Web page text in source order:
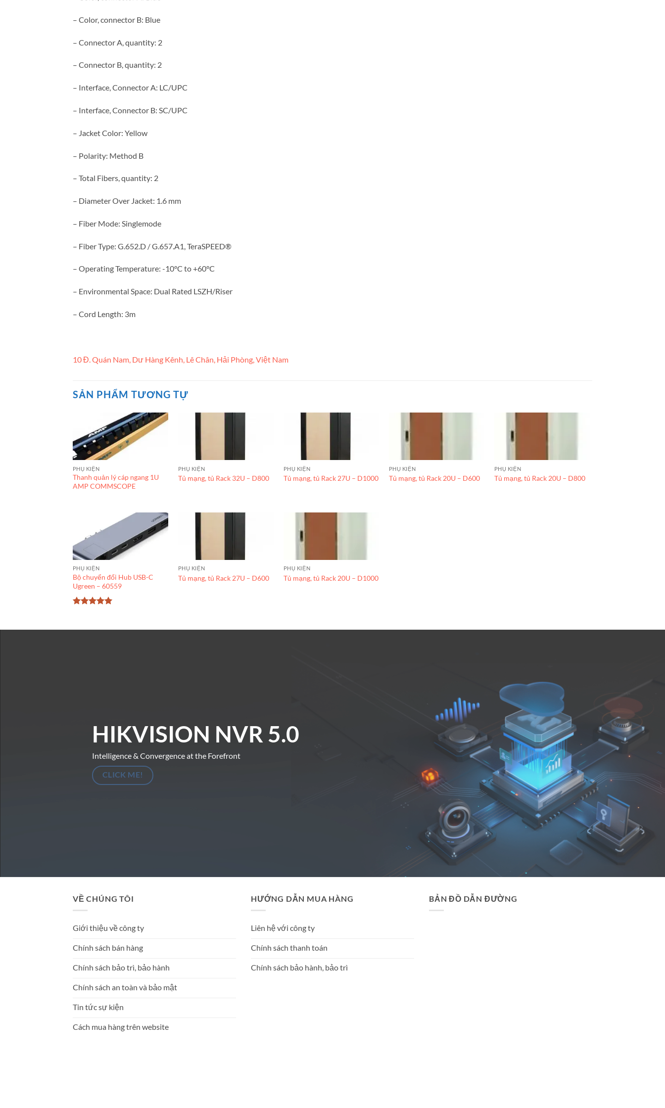
– Color, connector B: Blue
– Connector A, quantity: 2
– Connector B, quantity: 2
– Interface, Connector A: LC/UPC
– Interface, Connector B: SC/UPC
– Jacket Color: Yellow
– Polarity: Method B
– Total Fibers, quantity: 2
– Diameter Over Jacket: 1.6 mm
– Fiber Mode: Singlemode
– Fiber Type: G.652.D / G.657.A1, TeraSPEED®
– Operating Temperature: -10°C to +60°C
– Environmental Space: Dual Rated LSZH/Riser
– Cord Length: 3m
10 Đ. Quán Nam, Dư Hàng Kênh, Lê Chân, Hải Phòng, Việt Nam
SẢN PHẨM TƯƠNG TỰ
PHỤ KIỆN
Thanh quản lý cáp ngang 1U
AMP COMMSCOPE
PHỤ KIỆN
Tủ mạng, tủ Rack 32U – D800
PHỤ KIỆN
Tủ mạng, tủ Rack 27U – D1000
PHỤ KIỆN
Tủ mạng, tủ Rack 20U – D600
PHỤ KIỆN
Tủ mạng, tủ Rack 20U – D800
PHỤ KIỆN
Bộ chuyển đổi Hub USB-C
Ugreen – 60559
sao
PHỤ KIỆN
Tủ mạng, tủ Rack 27U – D600
PHỤ KIỆN
Tủ mạng, tủ Rack 20U – D1000
HIKVISION NVR 5.0
Intelligence & Convergence at the Forefront
CLICK ME!
VỀ CHÚNG TÔI
Giới thiệu về công ty
Chính sách bán hàng
Chính sách bảo trì, bảo hành
Chính sách an toàn và bảo mật
Tin tức sự kiện
Cách mua hàng trên website
HƯỚNG DẪN MUA HÀNG
Liên hệ với công ty
Chính sách thanh toán
Chính sách bảo hành, bảo trì
BẢN ĐỒ DẪN ĐƯỜNG